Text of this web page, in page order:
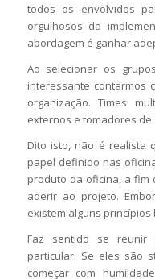
todos os envolvidos
orgulhosos da
abordagem é ganhar
Ao selecionar os
interessante contarmos
organização. Times
externos e tomadores de
Dito isto, não é realista
papel definido nas
produto da oficina, a fim
aderir ao projeto.
existem alguns princípios
Faz sentido se reunir
particular. Se eles são
começar com